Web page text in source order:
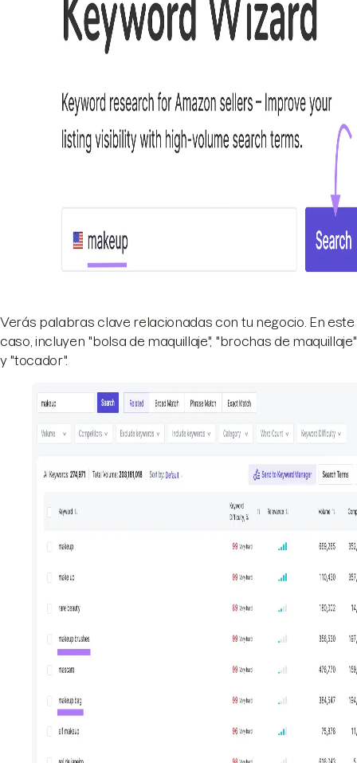
Verás palabras clave relacionadas con tu negocio. En este
caso, incluyen "bolsa de maquillaje", "brochas de maquillaje"
y "tocador".